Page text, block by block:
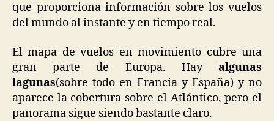
que proporciona información sobre los vuelos
del mundo al instante y en tiempo real.
El mapa de vuelos en movimiento cubre una
gran parte de Europa. Hay algunas
lagunas(sobre todo en Francia y España) y no
aparece la cobertura sobre el Atlántico, pero el
panorama sigue siendo bastante claro.